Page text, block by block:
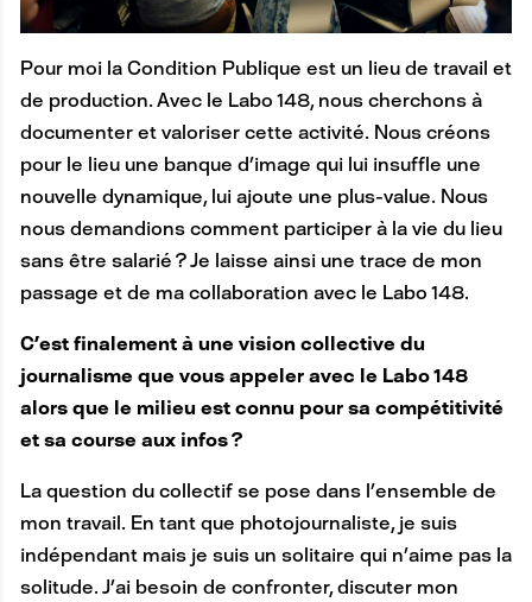
Pour moi la Condition Publique est un lieu de travail et
de production. Avec le Labo 148, nous cherchons à
documenter et valoriser cette activité. Nous créons
pour le lieu une banque d’image qui lui insuffle une
nouvelle dynamique, lui ajoute une plus-value. Nous
nous demandions comment participer à la vie du lieu
sans être salarié ? Je laisse ainsi une trace de mon
passage et de ma collaboration avec le Labo 148.
C’est finalement à une vision collective du
journalisme que vous appeler avec le Labo 148
alors que le milieu est connu pour sa compétitivité
et sa course aux infos ?
La question du collectif se pose dans l’ensemble de
mon travail. En tant que photojournaliste, je suis
indépendant mais je suis un solitaire qui n’aime pas la
solitude. J’ai besoin de confronter, discuter mon